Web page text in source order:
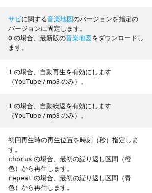
サビに関する音楽地図のバージョンを指定の
バージョンに固定します。
0 の場合、最新版の音楽地図をダウンロードし
ます。
1 の場合、自動再生を有効にします
（YouTube / mp3 のみ）。
1 の場合、自動繰返を有効にします
（YouTube / mp3 のみ）。
初回再生時の再生位置を時刻（秒）指定しま
す。
chorus の場合、最初の繰り返し区間（橙
色）から再生します。
repeat の場合、最初の繰り返し区間（青
色）から再生します。